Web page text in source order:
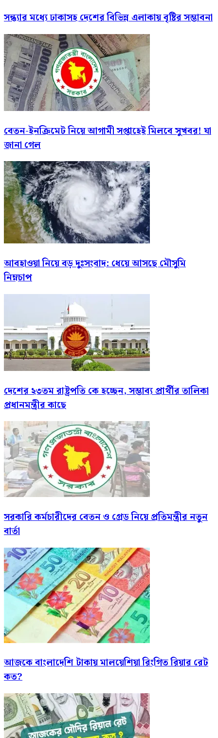
সন্ধ্যার মধ্যে ঢাকাসহ দেশের বিভিন্ন এলাকায় বৃষ্টির সম্ভাবনা
বেতন-ইনক্রিমেট নিয়ে আগামী সপ্তাহেই মিলবে সুখবর! যা
জানা গেল
আবহাওয়া নিয়ে বড় দুঃসংবাদ: ধেয়ে আসছে মৌসুমি
নিম্নচাপ
দেশের ২৩তম রাষ্ট্রপতি কে হচ্ছেন, সম্ভাব্য প্রার্থীর তালিকা
প্রধানমন্ত্রীর কাছে
সরকারি কর্মচারীদের বেতন ও গ্রেড নিয়ে প্রতিমন্ত্রীর নতুন
বার্তা
আজকে বাংলাদেশি টাকায় মালয়েশিয়া রিংগিত রিয়ার রেট
কত?